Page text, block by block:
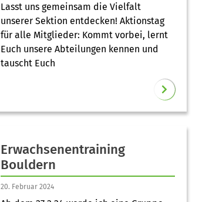
Lasst uns gemeinsam die Vielfalt
unserer Sektion entdecken! Aktionstag
für alle Mitglieder: Kommt vorbei, lernt
Euch unsere Abteilungen kennen und
tauscht Euch
Erwachsenentraining
Bouldern
20. Februar 2024